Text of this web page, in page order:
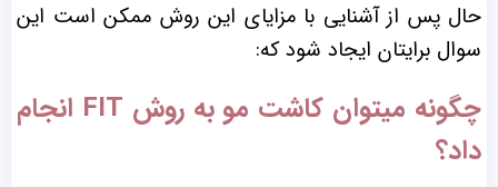
حال پس از آشنایی با مزایای این روش ممکن است این
سوال برایتان ایجاد شود که:
چگونه میتوان کاشت مو به روش FIT انجام
داد؟